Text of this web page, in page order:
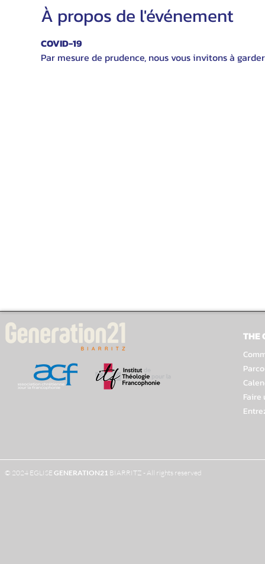
À propos de l'événement
COVID-19
Par mesure de prudence, nous vous invitons à
THE
Faire
© 2024 EGLISE GENERATION21 BIARRITZ - All rights reserved